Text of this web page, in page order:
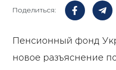
Поделиться:
Пенсионный фонд
новое разъяснение